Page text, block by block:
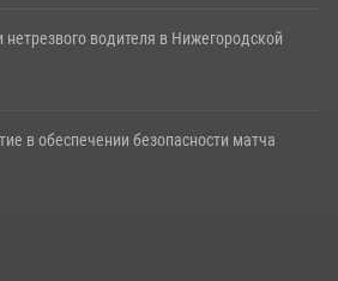
водителя в Нижегородской
в обеспечении безопасности матча